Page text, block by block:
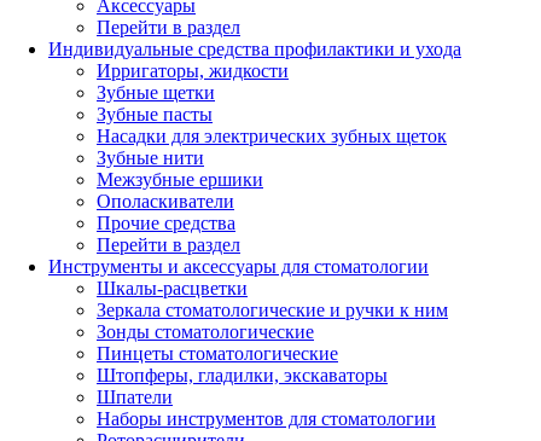
Аксессуары
Перейти в раздел
Индивидуальные средства профилактики и ухода
Ирригаторы, жидкости
Зубные щетки
Зубные пасты
Насадки для электрических зубных щеток
Зубные нити
Межзубные ершики
Ополаскиватели
Прочие средства
Перейти в раздел
Инструменты и аксессуары для стоматологии
Шкалы-расцветки
Зеркала стоматологические и ручки к ним
Зонды стоматологические
Пинцеты стоматологические
Штопферы, гладилки, экскаваторы
Шпатели
Наборы инструментов для стоматологии